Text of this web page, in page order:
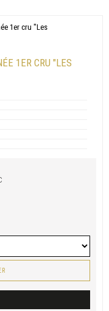
1ER CRU "LES